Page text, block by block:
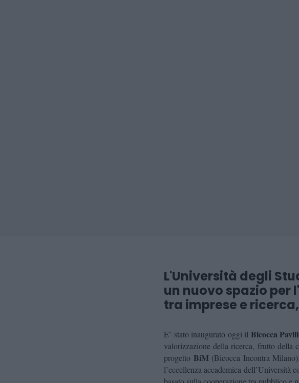
L'Università degli
un nuovo spazio per
tra imprese e
E’ stato inaugurato oggi il Bicocca
valorizzazione della ricerca, frutto
progetto BiM (Bicocca Incontra
l’eccellenza accademica dell’Università